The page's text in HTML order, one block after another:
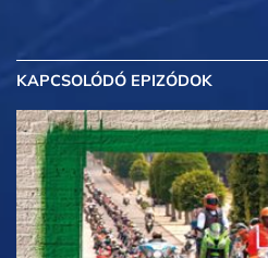
KAPCSOLÓDÓ EPIZÓDOK